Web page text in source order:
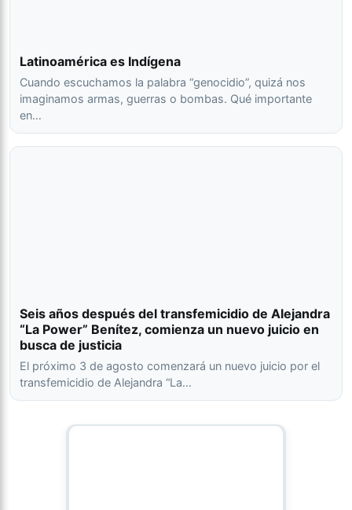
Latinoamérica es Indígena
Cuando escuchamos la palabra “genocidio”, quizá nos
imaginamos armas, guerras o bombas. Qué importante
en…
Seis años después del transfemicidio de Alejandra
“La Power” Benítez, comienza un nuevo juicio en
busca de justicia
El próximo 3 de agosto comenzará un nuevo juicio por el
transfemicidio de Alejandra “La…